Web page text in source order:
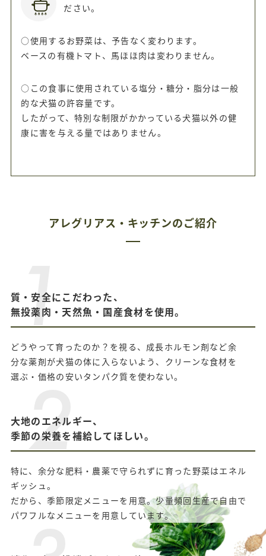
ださい。
○使用するお野菜は、予告なく変わります。
ベースの有機トマト、馬ほほ肉は変わりません。
○この食事に使用されている塩分・糖分・脂分は一般
的な犬猫の許容量です。
したがって、特別な制限がかかっている犬猫以外の健
康に害を与える量ではありません。
アレグリアス・キッチンのご紹介
質・安全にこだわった、
無投薬肉・天然魚・国産食材を使用。
どうやって育ったのか？を視る、成⻑ホルモン剤など余
分な薬剤が⽝猫の体に⼊らないよう、クリーンな⾷材を
選ぶ・価格の安いタンパク質を使わない。
大地のエネルギー、
季節の栄養を補給してほしい。
特に、余分な肥料・農薬で守られずに育った野菜はエネル
ギッシュ。
だから、季節限定メニューを⽤意。少量頻回⽣産で⾃由で
パワフルなメニューを⽤意しています。